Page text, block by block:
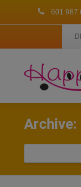
601 987